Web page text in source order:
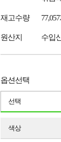
재고수량
원산지 수입
옵션선택
선택
색상